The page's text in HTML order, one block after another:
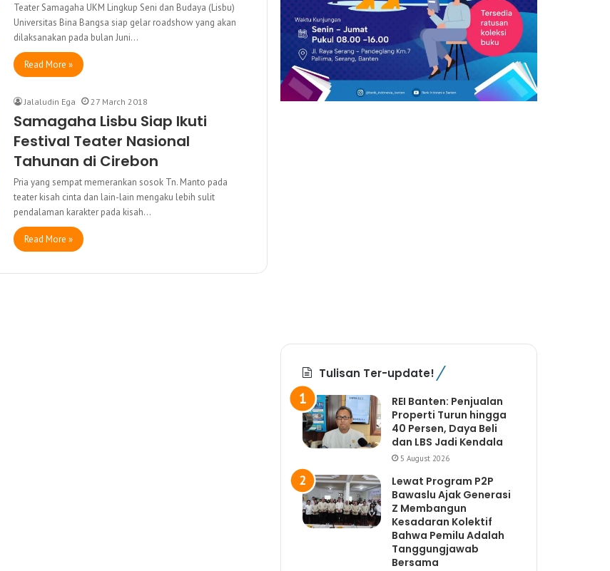
Teater Samagaha UKM Lingkup Seni dan Budaya (Lisbu)
Universitas Bina Bangsa siap gelar roadshow yang akan
dilaksanakan pada bulan Juni…
Read More »
Jalaludin Ega 27 March 2018
Samagaha Lisbu Siap Ikuti
Festival Teater Nasional
Tahunan di Cirebon
Pria yang sempat memerankan sosok Tn. Manto pada
teater kisah cinta dan lain-lain mengaku lebih sulit
pendalaman karakter pada kisah…
Read More »
Tulisan Ter-update!
REI Banten: Penjualan
Properti Turun hingga
40 Persen, Daya Beli
dan LBS Jadi Kendala
5 August 2026
Lewat Program P2P
Bawaslu Ajak Generasi
Z Membangun
Kesadaran Kolektif
Bahwa Pemilu Adalah
Tanggungjawab
Bersama